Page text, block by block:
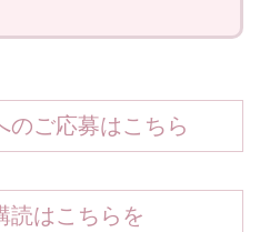
のご応募はこちら
読はこちらを